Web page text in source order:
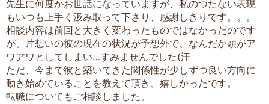
先生に何度かお世話になっていますが、私のつたない表現
もいつも上手く汲み取って下さり、感謝しきりです。。。
相談内容は前回と大きく変わったものではなかったのです
が、片想いの彼の現在の状況が予想外で、なんだか頭がア
ワアワとしてしまい…すみませんでした(汗
ただ、今まで彼と築いてきた関係性が少しずつ良い方向に
動き始めていることを教えて頂き、嬉しかったです。
転職についてもご相談しました。